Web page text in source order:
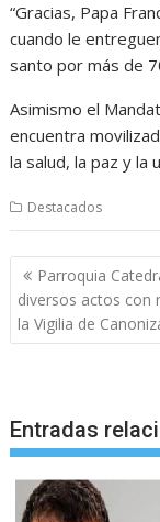
“Gracias, Papa
cuando le
santo por más de
Asimismo el
encuentra
la salud, la paz y la
Destacados
Navegación
de
entradas
Parroquia
diversos actos con
la Vigilia de
Entradas